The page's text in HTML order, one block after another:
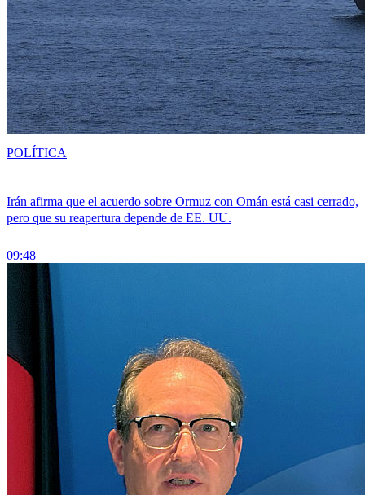
Irán afirma que el acuerdo sobre Ormuz con Omán está casi cerrado,
pero que su reapertura depende de EE. UU.
09:48
POLÍTICA